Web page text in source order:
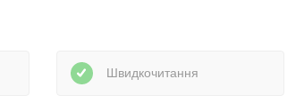
Швидкочитання